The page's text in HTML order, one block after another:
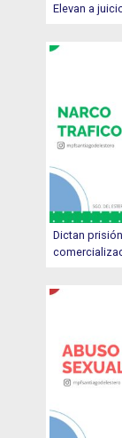
Elevan a
Dictan